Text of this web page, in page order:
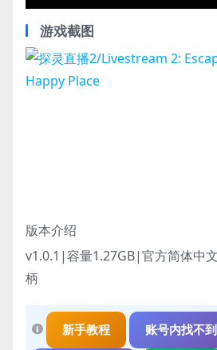
游戏截图
版本介绍
v1.0.1|容量1.27GB|官方简体中
柄
新手教程 账号内找不